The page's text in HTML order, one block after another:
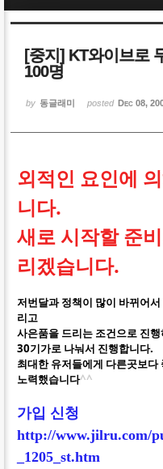
[중지] KT와이브로
100명
by 동글래미 posted Dec 08,
외적인 요인에
니다.
새로 시작할 준
리겠습니다.
저번달과 정책이 많이 바뀌어
리고
사은품을 드리는 조건으로 진
30기가로 나눠서 진행합니다.
최대한 유저들에게 다른곳보다
노력했습니다^^
가입 신청
http://www.jilru.com/
_1205_st.htm